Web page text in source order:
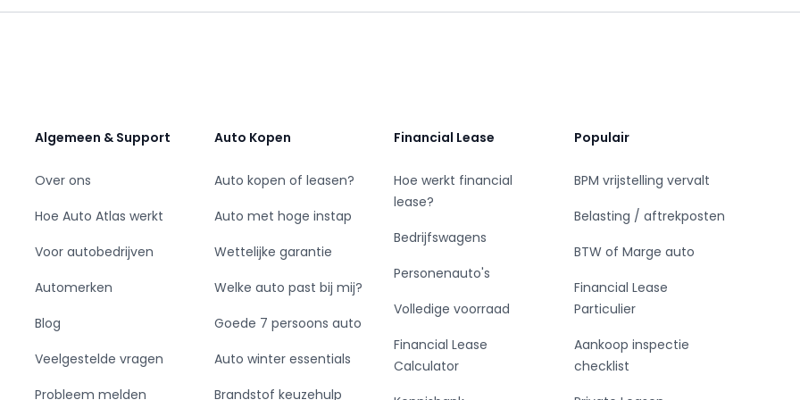
met een app op uw smartphone
bedien je diverse functies. Het
op jouw bestemming aankomt. Wat
control, sportstuur met
regensensor en automatisch dimmende
staat om onderweg het verkeer om je heen
het ware een automatische co-piloot aan
herkent verschillende soorten
corrigeert. Mindert een voorligger
collision warning in actie en waarschuwt
Algemeen & Support
Over ons
Hoe Auto Atlas werkt
Voor autobedrijven
Automerken
Blog
Veelgestelde vragen
Probleem melden
Auto Kopen
Auto kopen of leasen?
Auto met hoge instap
Wettelijke garantie
Welke auto past bij mij?
Goede 7 persoons auto
Auto winter essentials
Brandstof keuzehulp
Financial Lease
Hoe werkt financial
lease?
Bedrijfswagens
Personenauto's
Volledige voorraad
Financial Lease
Calculator
Populair
BPM vrijstelling vervalt
Belasting / aftrekposten
BTW of Marge auto
Financial Lease
Particulier
Aankoop inspectie
checklist